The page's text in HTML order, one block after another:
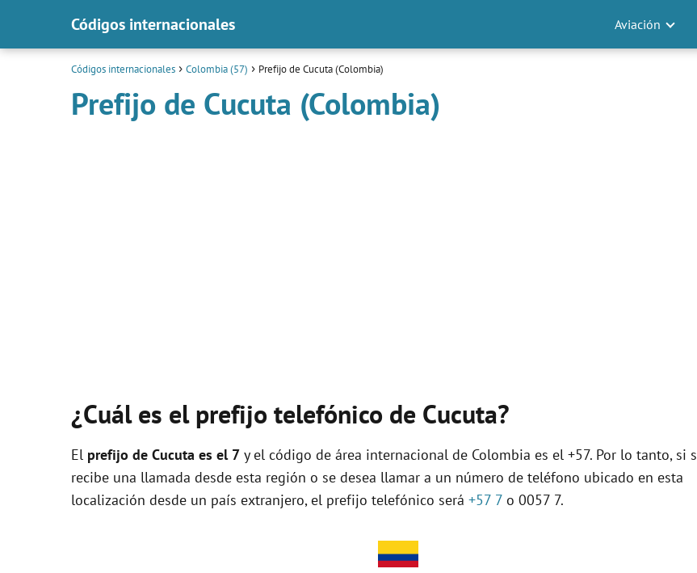
Códigos internacionales Aviación
Códigos internacionales Colombia (57) Prefijo de Cucuta (Colombia)
Prefijo de Cucuta (Colombia)
¿Cuál es el prefijo telefónico de Cucuta?
El prefijo de Cucuta es el 7 y el código de área internacional de Colombia es el +57. Por lo tanto, si
recibe una llamada desde esta región o se desea llamar a un número de teléfono ubicado en esta
localización desde un país extranjero, el prefijo telefónico será +57 7 o 0057 7.